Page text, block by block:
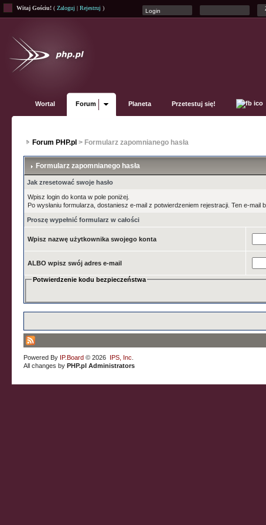
Witaj Gościu! ( Zaloguj | Rejestruj )
Wortal Forum Planeta Przetestuj się!
Forum PHP.pl > Formularz zapomnianego hasła
Formularz zapomnianego hasła
Jak zresetować swoje hasło
Wpisz login do konta w pole poniżej.
Po wysłaniu formularza, dostaniesz e-mail z potwierdzeniem rejestracji. Ten e-
Proszę wypełnić formularz w całości
Wpisz nazwę użytkownika swojego konta
ALBO wpisz swój adres e-mail
Potwierdzenie kodu bezpieczeństwa
Powered By IP.Board © 2026 IPS, Inc
All changes byPHP.pl Administrators